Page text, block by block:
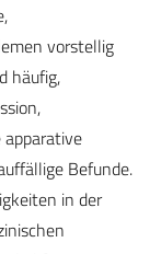
vorstellig
häufig,
Befunde.
in der